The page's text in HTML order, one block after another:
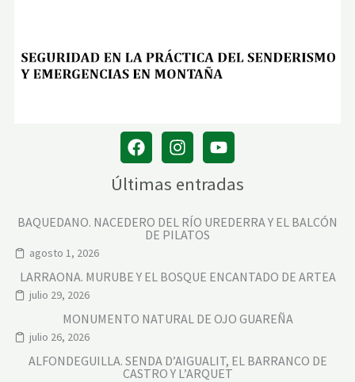
Últimas entradas
BAQUEDANO. NACEDERO DEL RÍO UREDERRA Y EL BALCÓN
DE PILATOS
agosto 1, 2026
LARRAONA. MURUBE Y EL BOSQUE ENCANTADO DE ARTEA
julio 29, 2026
MONUMENTO NATURAL DE OJO GUAREÑA
julio 26, 2026
ALFONDEGUILLA. SENDA D’AIGUALIT, EL BARRANCO DE
CASTRO Y L’ARQUET